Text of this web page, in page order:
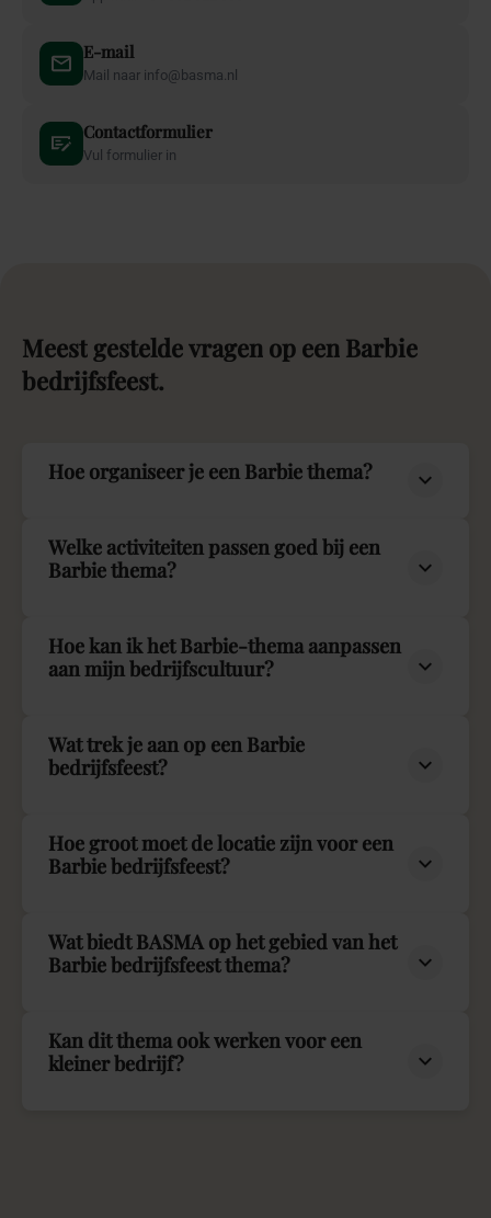
E-mail
Mail naar info@basma.nl
Contactformulier
Vul formulier in
Meest gesteldevragen op een Barbie
bedrijfsfeest.
Hoe organiseer je een Barbie thema?
Welke activiteiten passen goed bij een
Barbie thema?
Hoe kan ik het Barbie-thema aanpassen
aan mijn bedrijfscultuur?
Wat trek je aan op een Barbie
bedrijfsfeest?
Hoe groot moet de locatie zijn voor een
Barbie bedrijfsfeest?
Wat biedt BASMA op het gebied van het
Barbie bedrijfsfeest thema?
Kan dit thema ook werken voor een
kleiner bedrijf?